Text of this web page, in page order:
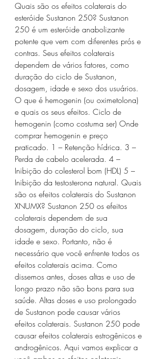
Quais são os efeitos colaterais do
esteróide Sustanon 250? Sustanon
250 é um esteróide anabolizante
potente que vem com diferentes prós e
contras. Seus efeitos colaterais
dependem de vários fatores, como
duração do ciclo de Sustanon,
dosagem, idade e sexo dos usuários.
O que é hemogenin (ou oximetolona)
e quais os seus efeitos. Ciclo de
hemogenin (como costuma ser) Onde
comprar hemogenin e preço
praticado. 1 – Retenção hídrica. 3 –
Perda de cabelo acelerada. 4 –
Inibição do colesterol bom (HDL) 5 –
Inibição da testosterona natural. Quais
são os efeitos colaterais do Sustanon
XNUMX? Sustanon 250 os efeitos
colaterais dependem de sua
dosagem, duração do ciclo, sua
idade e sexo. Portanto, não é
necessário que você enfrente todos os
efeitos colaterais acima. Como
dissemos antes, doses altas e uso de
longo prazo não são bons para sua
saúde. Altas doses e uso prolongado
de Sustanon pode causar vários
efeitos colaterais. Sustanon 250 pode
causar efeitos colaterais estrogênicos e
androgênicos. Aqui vamos explicar a